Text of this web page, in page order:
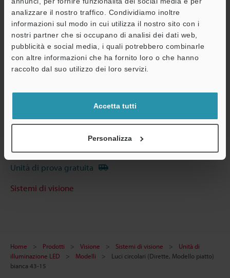
analizzare il nostro traffico. Condividiamo inoltre
informazioni sul modo in cui utilizza il nostro sito con i
nostri partner che si occupano di analisi dei dati web,
pubblicità e social media, i quali potrebbero combinarle
con altre informazioni che ha fornito loro o che hanno
raccolto dal suo utilizzo dei loro servizi.
Accetta tutti
Personalizza
Scarica catalogo
Guide tecniche
Consulenza
Unità di prova gratuita
Sistemi di visione
Home Prodotti Visione Sistemi di visione
Unità di
illuminazione LED
Modelli
Luci circolari (Dirette, Modello piatto)
bianca 43-15